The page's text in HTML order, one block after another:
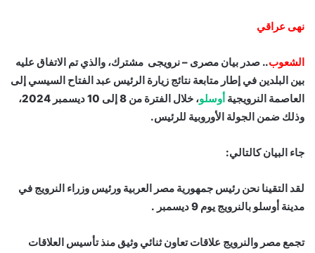
نهى عراقي
الشعوب.. صدر بيان مصرى – نرويجى مشترك، والذي تم الاتفاق عليه
بين البلدين في إطار متابعة نتائج زيارة الرئيس عبد الفتاح السيسي إلى
العاصمة النرويجية أوسلو
، خلال الفترة من 8 إلى 10 ديسمبر 2024،
وذلك ضمن الجولة الأوروبية للرئيس.
جاء البيان كالتالي:
لقد التقينا نحن رئيس جمهورية مصر العربية ورئيس وزراء النرويج في
مدينة أوسلو بالنرويج يوم 9 ديسمبر .
تجمع مصر والنرويج علاقات تعاون ثنائي وثيق منذ تأسيس العلاقات